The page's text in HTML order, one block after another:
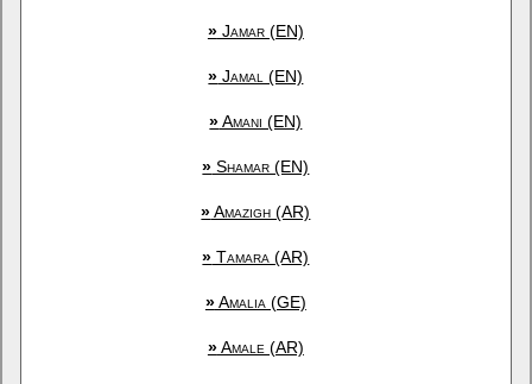
»Jamar (EN)
» Jamal (EN)
»Amani (EN)
» Shamar (EN)
»Amazigh (AR)
» Tamara (AR)
»Amalia (GE)
»Amale (AR)